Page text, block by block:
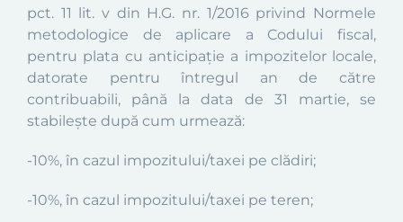
pct. 11 lit. v din H.G. nr. 1/2016 privind Normele
metodologice de aplicare a Codului fiscal,
pentru plata cu anticipaţie a impozitelor locale,
datorate pentru întregul an de către
contribuabili, până la data de 31 martie, se
stabileşte după cum urmează:
-10%, în cazul impozitului/taxei pe clădiri;
-10%, în cazul impozitului/taxei pe teren;